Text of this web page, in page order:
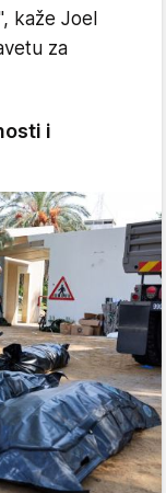
kaže Joel
za
i